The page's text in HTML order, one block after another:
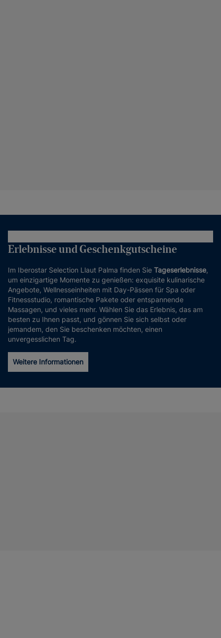
Erlebnisse und Geschenkgutscheine
Im Iberostar Selection Llaut Palma finden Sie Tageserlebnisse,
um einzigartige Momente zu genießen: exquisite kulinarische
Angebote, Wellnesseinheiten mit Day-Pässen für Spa oder
Fitnessstudio, romantische Pakete oder entspannende
Massagen, und vieles mehr. Wählen Sie das Erlebnis, das am
besten zu Ihnen passt, und gönnen Sie sich selbst oder
jemandem, den Sie beschenken möchten, einen
unvergesslichen Tag.
Weitere Informationen